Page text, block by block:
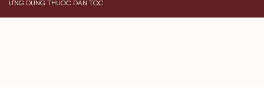
ỨNG DỤNG THUỐC DÂN TỘC